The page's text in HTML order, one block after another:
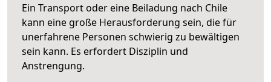
Ein Transport oder eine Beiladung nach Chile
kann eine große Herausforderung sein, die für
unerfahrene Personen schwierig zu bewältigen
sein kann. Es erfordert Disziplin und
Anstrengung.